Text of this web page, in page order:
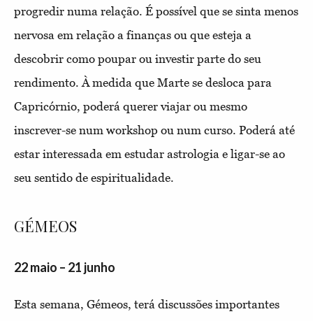
progredir numa relação. É possível que se sinta menos
nervosa em relação a finanças ou que esteja a
descobrir como poupar ou investir parte do seu
rendimento. À medida que Marte se desloca para
Capricórnio, poderá querer viajar ou mesmo
inscrever-se num workshop ou num curso. Poderá até
estar interessada em estudar astrologia e ligar-se ao
seu sentido de espiritualidade.
GÉMEOS
22 maio – 21 junho
Esta semana, Gémeos, terá discussões importantes